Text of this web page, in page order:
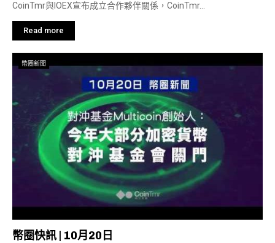
CoinTmr與IOEX宣布成立合作夥伴關係，CoinTmr...
Read more
幣圈新聞
幣圈快訊 | 10月20日